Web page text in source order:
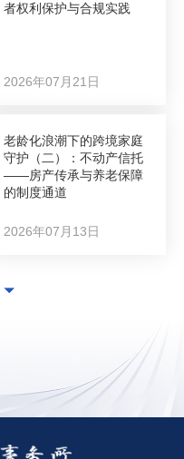
者权利保护与合规实践
2026年07月21日
老龄化浪潮下的跨境家庭
守护（二）：不动产信托
——房产传承与养老保障
的制度通道
2026年07月13日